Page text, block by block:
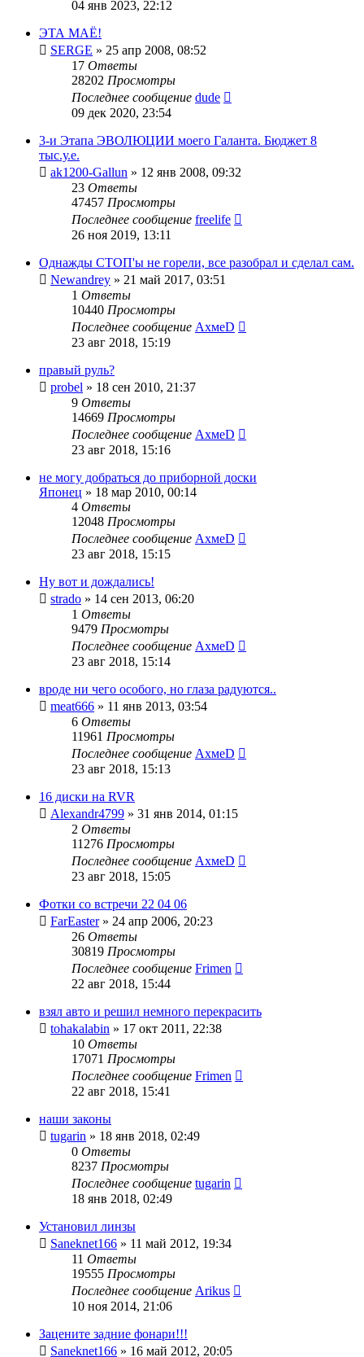
04 янв 2023, 22:12
ЭТА МАЁ!
SERGE » 25 апр 2008, 08:52
17 Ответы
28202 Просмотры
Последнее сообщение dude
09 дек 2020, 23:54
3-и Этапа ЭВОЛЮЦИИ моего Галанта. Бюджет 8
тыс.у.е.
ak1200-Gallun » 12 янв 2008, 09:32
23 Ответы
47457 Просмотры
Последнее сообщение freelife
26 ноя 2019, 13:11
Однажды СТОП'ы не горели, все разобрал и сделал сам.
Newandrey » 21 май 2017, 03:51
1 Ответы
10440 Просмотры
Последнее сообщение АхмеD
23 авг 2018, 15:19
правый руль?
probel » 18 сен 2010, 21:37
9 Ответы
14669 Просмотры
Последнее сообщение АхмеD
23 авг 2018, 15:16
не могу добраться до приборной доски
Японец » 18 мар 2010, 00:14
4 Ответы
12048 Просмотры
Последнее сообщение АхмеD
23 авг 2018, 15:15
Ну вот и дождались!
strado » 14 сен 2013, 06:20
1 Ответы
9479 Просмотры
Последнее сообщение АхмеD
23 авг 2018, 15:14
вроде ни чего особого, но глаза радуются..
meat666 » 11 янв 2013, 03:54
6 Ответы
11961 Просмотры
Последнее сообщение АхмеD
23 авг 2018, 15:13
16 диски на RVR
Alexandr4799 » 31 янв 2014, 01:15
2 Ответы
11276 Просмотры
Последнее сообщение АхмеD
23 авг 2018, 15:05
Фотки со встречи 22 04 06
FarEaster» 24 апр 2006, 20:23
26 Ответы
30819 Просмотры
Последнее сообщение Frimen
22 авг 2018, 15:44
взял авто и решил немного перекрасить
tohakalabin » 17 окт 2011, 22:38
10 Ответы
17071 Просмотры
Последнее сообщение Frimen
22 авг 2018, 15:41
наши законы
tugarin » 18 янв 2018, 02:49
0 Ответы
8237 Просмотры
Последнее сообщение tugarin
18 янв 2018, 02:49
Установил линзы
Saneknet166 » 11 май 2012, 19:34
11 Ответы
19555 Просмотры
Последнее сообщение Arikus
10 ноя 2014, 21:06
Зацените задние фонари!!!
Saneknet166 » 16 май 2012, 20:05